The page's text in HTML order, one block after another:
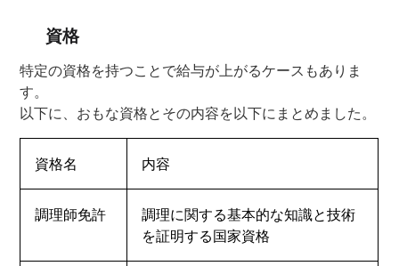
資格
特定の資格を持つことで給与が上がるケースもありま
す。
以下に、おもな資格とその内容を以下にまとめました。
資格名 内容
調理師免許
調理に関する基本的な知識と技術
を証明する国家資格